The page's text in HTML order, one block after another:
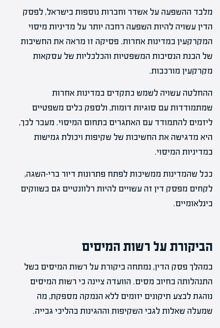
מלבד ההשפעה על אשדר וחברות נוספות בישראל, לפסק
הדין עשויה להיות השפעה רחבה יותר על מדיניות מיסוי
המקרקעין במדינות אחרות. פסיקה זו מראה את החשיבות
של הבנת הנסיבות המשפטיות והכלכליות של עסקאות
מקרקעין מורכבות.
ההחלטה עשויה לשמש כתקדים במדינות אחרות
שמתמודדות עם סוגיות דומות, ולספק כלים משפטיים
ליזמים להתמודד עם האתגרים בתחום המיסוי. מעבר לכך,
היא מדגישה את החשיבות של שקיפות ויכולת גמישות
במדיניות המיסוי.
ככל שהמדינות ממשיכות לפתח פתרונות דיור ברי-השגה,
לקחים מפסק דין זה עשויים להיות רלוונטיים גם בשווקים
בינלאומיים.
הביקורת על רשות המיסים
במהלך פסק הדין, נמתחה ביקורת על רשות המיסים בשל
התנהלותה בחיוב מסים. הוועדה ציינה כי רשות המיסים
נוהגת לבצע תיקונים יזומים ללא הנמקה מספקת, מה
שמעלה שאלות לגבי השקיפות וההגינות בהליכי גבייה.